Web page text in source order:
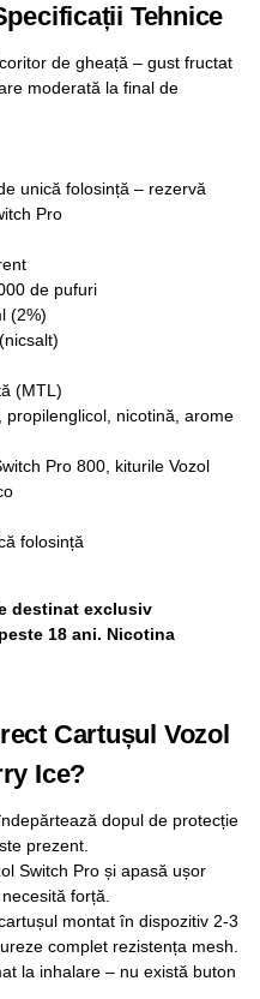
Tehnice
de gheață – gust fructat
moderată la final de
unică folosință – rezervă
Pro
de pufuri
(2%)
(MTL)
nicotină, arome
Pro 800, kiturile Vozol
folosință
destinat exclusiv
18 ani. Nicotina
Cartușul Vozol
Ice?
dopul de protecție
prezent.
Switch Pro și apasă ușor
forță.
montat în dispozitiv 2-3
complet rezistența mesh.
la inhalare – nu există buton